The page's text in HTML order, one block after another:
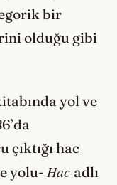
bir
olduğu gibi
yol ve
çıktığı hac
yolu- Hac adlı